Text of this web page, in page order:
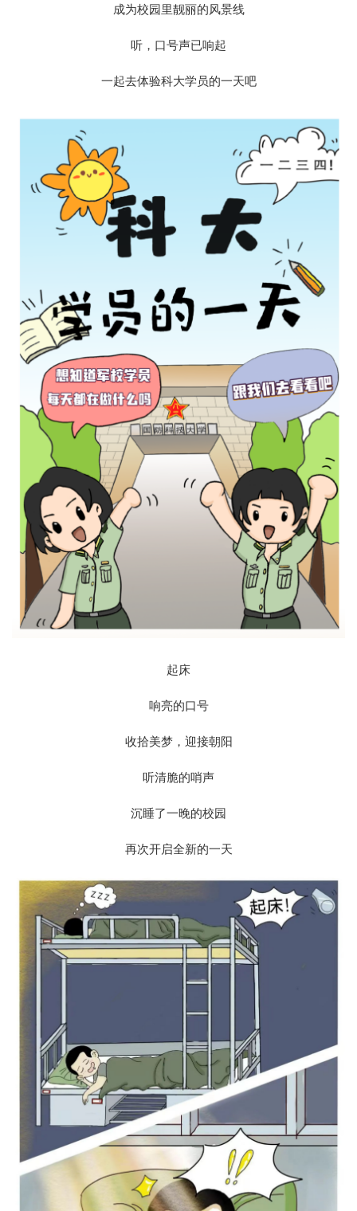
成为校园里靓丽的风景线
听，口号声已响起
一起去体验科大学员的一天吧
起床
响亮的口号
收拾美梦，迎接朝阳
听清脆的哨声
沉睡了一晚的校园
再次开启全新的一天